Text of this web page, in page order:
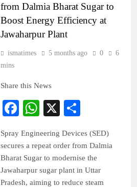
from Dalmia Bharat Sugar to
Boost Energy Efficiency at
Jawaharpur Plant
ismatimes 5 months ago 0
6
mins
Share this News
Facebook
WhatsApp
X
Spray Engineering Devices (SED)
secures a repeat order from Dalmia
Bharat Sugar to modernise the
Jawaharpur sugar plant in Uttar
Pradesh, aiming to reduce steam